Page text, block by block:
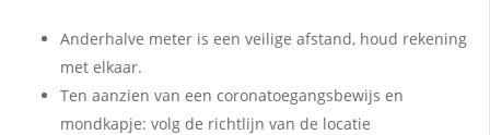
Anderhalve meter is een veilige afstand, houd rekening
met elkaar.
Ten aanzien van een coronatoegangsbewijs en
mondkapje: volg de richtlijn van de locatie